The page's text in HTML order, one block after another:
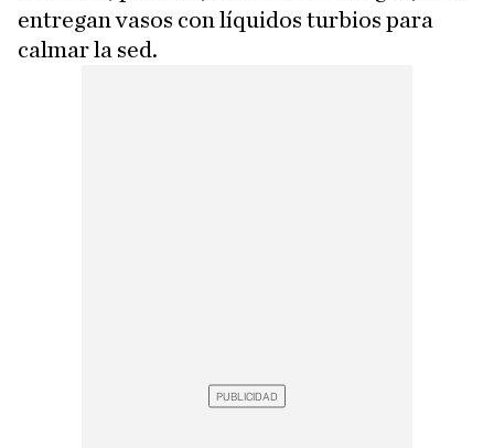
entregan vasos con líquidos turbios para
calmar la sed.